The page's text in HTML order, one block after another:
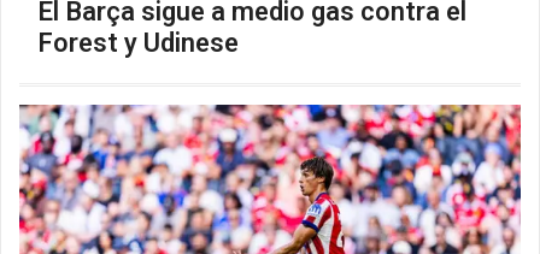
El Barça sigue a medio gas contra el
Forest y Udinese